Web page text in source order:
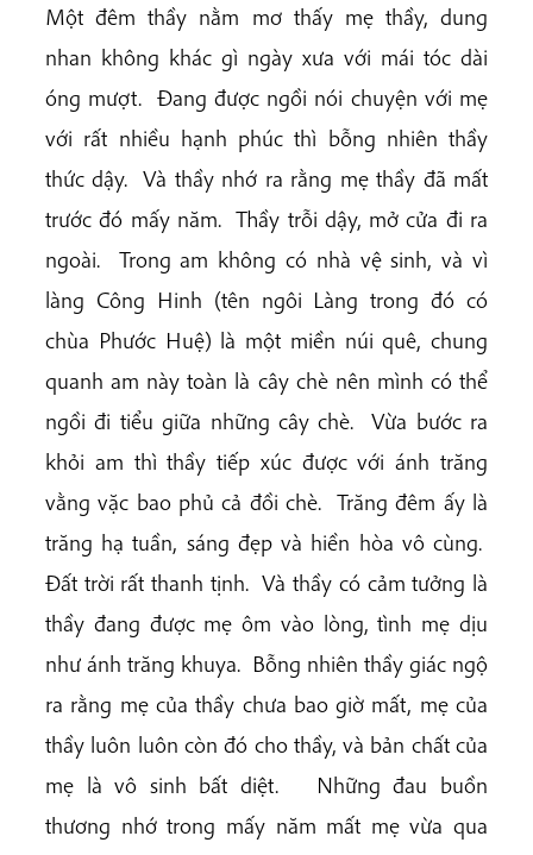
Một đêm thầy nằm mơ thấy mẹ thầy, dung
nhan không khác gì ngày xưa với mái tóc dài
óng mượt. Đang được ngồi nói chuyện với mẹ
với rất nhiều hạnh phúc thì bỗng nhiên thầy
thức dậy. Và thầy nhớ ra rằng mẹ thầy đã mất
trước đó mấy năm. Thầy trỗi dậy, mở cửa đi ra
ngoài. Trong am không có nhà vệ sinh, và vì
làng Công Hinh (tên ngôi Làng trong đó có
chùa Phước Huệ) là một miền núi quê, chung
quanh am này toàn là cây chè nên mình có thể
ngồi đi tiểu giữa những cây chè. Vừa bước ra
khỏi am thì thầy tiếp xúc được với ánh trăng
vằng vặc bao phủ cả đồi chè. Trăng đêm ấy là
trăng hạ tuần, sáng đẹp và hiền hòa vô cùng.
Đất trời rất thanh tịnh. Và thầy có cảm tưởng là
thầy đang được mẹ ôm vào lòng, tình mẹ dịu
như ánh trăng khuya. Bỗng nhiên thầy giác ngộ
ra rằng mẹ của thầy chưa bao giờ mất, mẹ của
thầy luôn luôn còn đó cho thầy, và bản chất của
mẹ là vô sinh bất diệt. Những đau buồn
thương nhớ trong mấy năm mất mẹ vừa qua